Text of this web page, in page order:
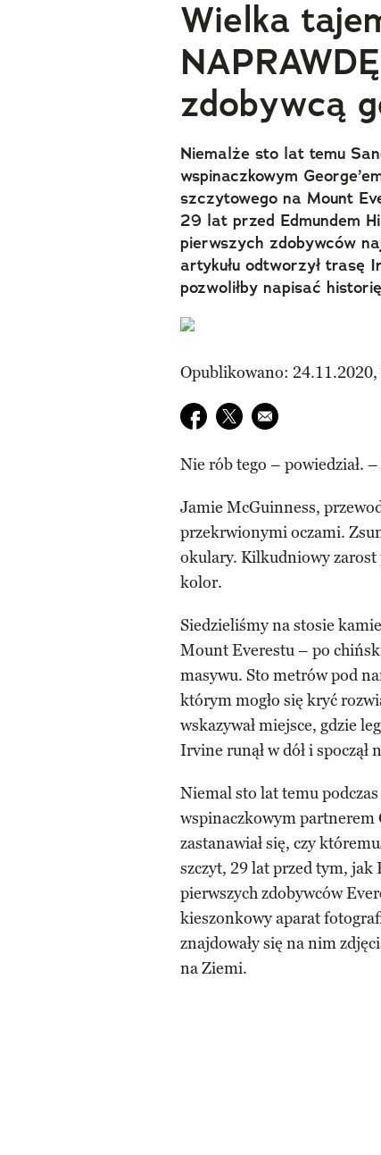
Wielka
zdobywcą
Niemalże sto lat temu
wspinaczkowym
szczytowego na Mount
29 lat przed Edmundem
pierwszych zdobywców
artykułu odtworzył trasę
pozwoliłby napisać
Opublikowano: 24.11.2020,
Udostępnij na facebook
Udostępnij na twitter
E-mail do
Nie rób tego – powiedział.
Jamie McGuinness,
przekrwionymi oczami.
okulary. Kilkudniowy zarost
kolor.
Siedzieliśmy na stosie
Mount Everestu – po
masywu. Sto metrów pod
którym mogło się kryć
wskazywał miejsce, gdzie
Irvine runął w dół i spoczął
Niemal sto lat temu
wspinaczkowym partnerem
zastanawiał się, czy
szczyt, 29 lat przed tym,
pierwszych zdobywców
kieszonkowy aparat
znajdowały się na nim
na Ziemi.